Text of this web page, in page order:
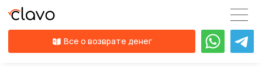
Все о возврате денег